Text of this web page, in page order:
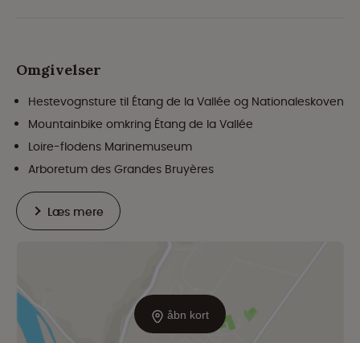
åbn kort
Omgivelser
Hestevognsture til Étang de la Vallée og Nationaleskoven
Mountainbike omkring Étang de la Vallée
Loire-flodens Marinemuseum
Arboretum des Grandes Bruyères
Læs mere